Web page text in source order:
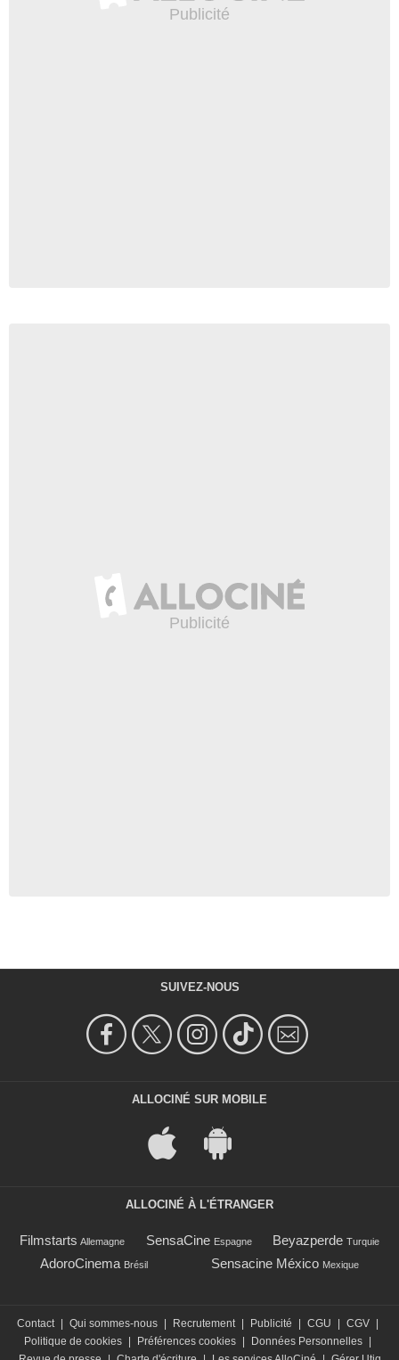
SUIVEZ-NOUS
ALLOCINÉ SUR MOBILE
ALLOCINÉ À L'ÉTRANGER
Filmstarts Allemagne SensaCine Espagne Beyazperde Turquie
AdoroCinema Brésil Sensacine México Mexique
Contact | Qui sommes-nous | Recrutement | Publicité | CGU | CGV |
Politique de cookies | Préférences cookies | Données Personnelles |